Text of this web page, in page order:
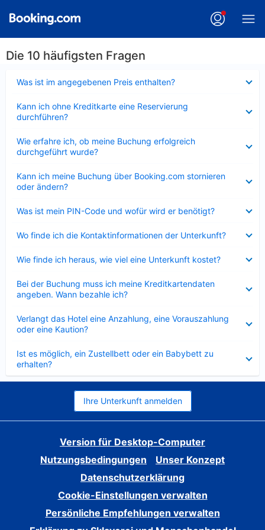
Die 10 häufigsten Fragen
Was ist im angegebenen Preis enthalten?
Kann ich ohne Kreditkarte eine Reservierung
durchführen?
Wie erfahre ich, ob meine Buchung erfolgreich
durchgeführt wurde?
Kann ich meine Buchung über Booking.com stornieren
oder ändern?
Was ist mein PIN-Code und wofür wird er benötigt?
Wo finde ich die Kontaktinformationen der Unterkunft?
Wie finde ich heraus, wie viel eine Unterkunft kostet?
Bei der Buchung muss ich meine Kreditkartendaten
angeben. Wann bezahle ich?
Verlangt das Hotel eine Anzahlung, eine Vorauszahlung
oder eine Kaution?
Ist es möglich, ein Zustellbett oder ein Babybett zu
erhalten?
Ihre Unterkunft anmelden
Version für Desktop-Computer
Nutzungsbedingungen
Unser Konzept
Datenschutzerklärung
Cookie-Einstellungen verwalten
Persönliche Empfehlungen verwalten